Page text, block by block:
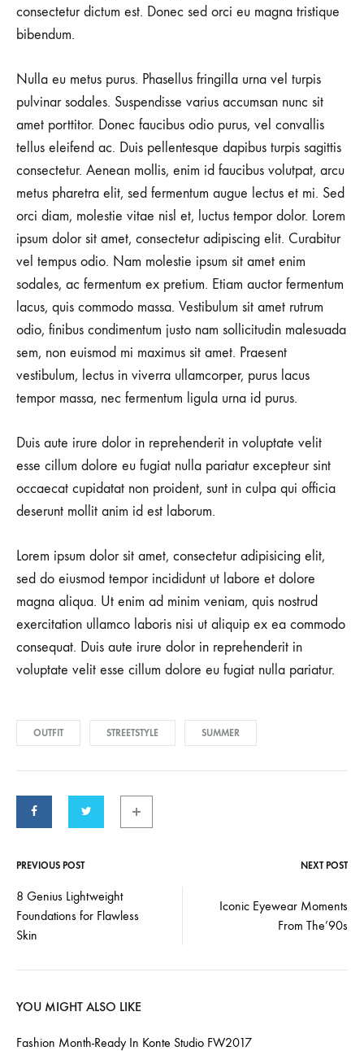
consectetur dictum est. Donec sed orci eu magna tristique
bibendum.
Nulla eu metus purus. Phasellus fringilla urna vel turpis
pulvinar sodales. Suspendisse varius accumsan nunc sit
amet porttitor. Donec faucibus odio purus, vel convallis
tellus eleifend ac. Duis pellentesque dapibus turpis sagittis
consectetur. Aenean mollis, enim id faucibus volutpat, arcu
metus pharetra elit, sed fermentum augue lectus et mi. Sed
orci diam, molestie vitae nisl et, luctus tempor dolor. Lorem
ipsum dolor sit amet, consectetur adipiscing elit. Curabitur
vel tempus odio. Nam molestie ipsum sit amet enim
sodales, ac fermentum ex pretium. Etiam auctor fermentum
lacus, quis commodo massa. Vestibulum sit amet rutrum
odio, finibus condimentum justo nam sollicitudin malesuada
sem, non euismod mi maximus sit amet. Praesent
vestibulum, lectus in viverra ullamcorper, purus lacus
tempor massa, nec fermentum ligula urna id purus.
Duis aute irure dolor in reprehenderit in voluptate velit
esse cillum dolore eu fugiat nulla pariatur excepteur sint
occaecat cupidatat non proident, sunt in culpa qui officia
deserunt mollit anim id est laborum.
Lorem ipsum dolor sit amet, consectetur adipisicing elit,
sed do eiusmod tempor incididunt ut labore et dolore
magna aliqua. Ut enim ad minim veniam, quis nostrud
exercitation ullamco laboris nisi ut aliquip ex ea commodo
consequat. Duis aute irure dolor in reprehenderit in
voluptate velit esse cillum dolore eu fugiat nulla pariatur.
OUTFIT STREETSTYLE SUMMER
Post
navigation
PREVIOUS POST NEXT POST
8 Genius Lightweight
Foundations for Flawless
Skin
Iconic Eyewear Moments
From The’90s
YOU MIGHT ALSO LIKE
Fashion Month-Ready In Konte Studio FW2017